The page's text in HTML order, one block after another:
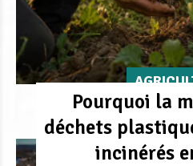
Pourquoi la
déchets
incinérés